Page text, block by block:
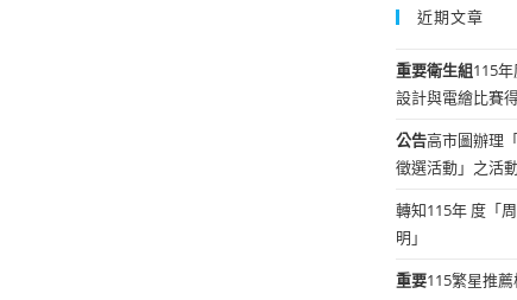
近期文章
重要衛生組115
設計與電繪比賽
公告高市圖辦理
徵選活動」之活
轉知115年 度「
明」
重要115繁星推